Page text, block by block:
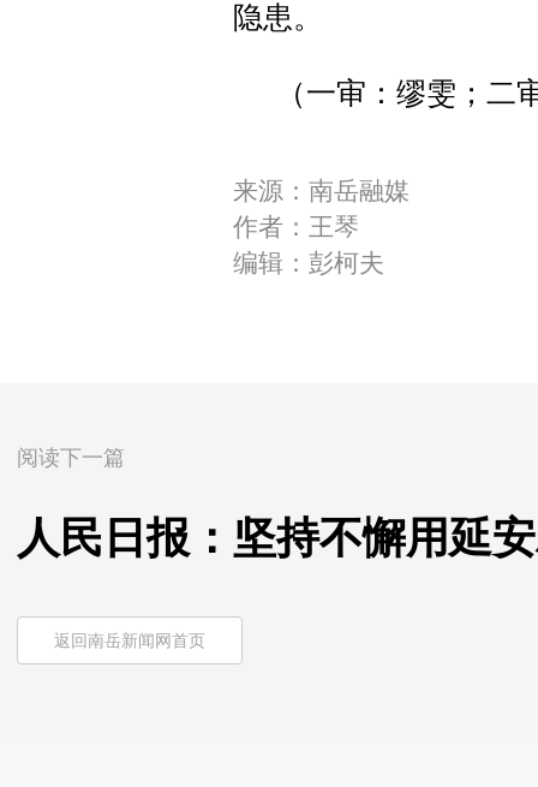
隐患。
（一审：缪雯；二
来源：南岳融媒
作者：王琴
编辑：彭柯夫
阅读下一篇
人民日报：坚持不懈用延
返回南岳新闻网首页